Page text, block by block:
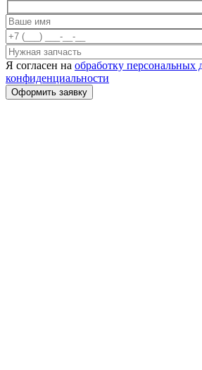
Я согласен на обработку персональных
конфиденциальности